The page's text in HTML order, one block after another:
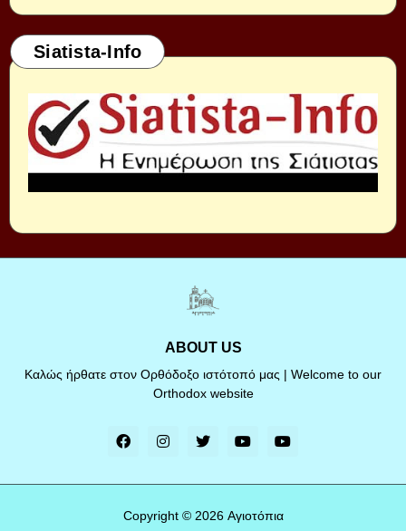
Siatista-Info
ABOUT US
Καλώς ήρθατε στον Ορθόδοξο ιστότοπό μας | Welcome to our
Orthodox website
Copyright © 2026 Αγιοτόπια